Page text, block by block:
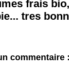
frais
tres
commentaire